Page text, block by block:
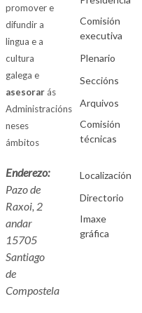
promover e
difundir a
lingua e a
cultura
galega e
asesorarás
Administracións
neses
ámbitos
Enderezo:
Pazo de
Raxoi, 2
andar
15705
Santiago
de
Compostela
Comisión
executiva
Plenario
Seccións
Arquivos
Comisión
técnicas
Localización
Directorio
Imaxe
gráfica